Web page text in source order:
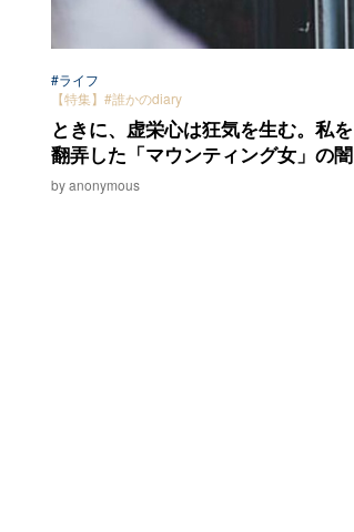
#ライフ
【特集】#誰かのdiary
ときに、虚栄心は狂気を生む。私を
翻弄した「マウンティング女」の闇
by anonymous